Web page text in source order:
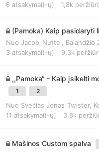
6 atsakymai(-ų) 1,8k
(Pamoka) Kaip pasidaryti
Nuo Jacob_Nuttel
Balandžio
3 atsakymai(-ų) 9,3k
,,Pamoka“ - Kaip įsikelti
1 2
Nuo Svečias Jonas_Twister,
11 atsakymai(-ų) 3,8k
Mašinos Custom spalva